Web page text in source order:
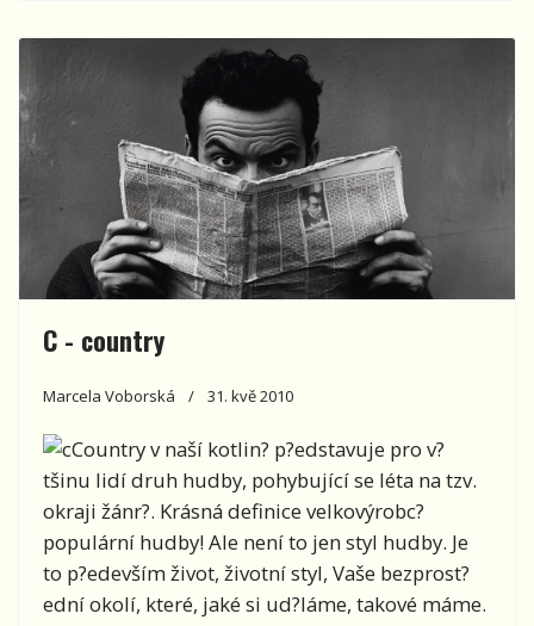
C - country
Marcela Voborská 31. kvě 2010
Country v naší kotlin? p?edstavuje pro v?
tšinu lidí druh hudby, pohybující se léta na tzv.
okraji žánr?. Krásná definice velkovýrobc?
populární hudby! Ale není to jen styl hudby. Je
to p?edevším život, životní styl, Vaše bezprost?
ední okolí, které, jaké si ud?láme, takové máme.